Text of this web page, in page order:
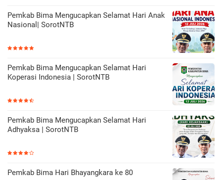
Pemkab Bima Mengucapkan Selamat Hari Anak
Nasional| SorotNTB
Pemkab Bima Mengucapkan Selamat Hari
Koperasi Indonesia | SorotNTB
Pemkab Bima Mengucapkan Selamat Hari
Adhyaksa | SorotNTB
Pemkab Bima Hari Bhayangkara ke 80